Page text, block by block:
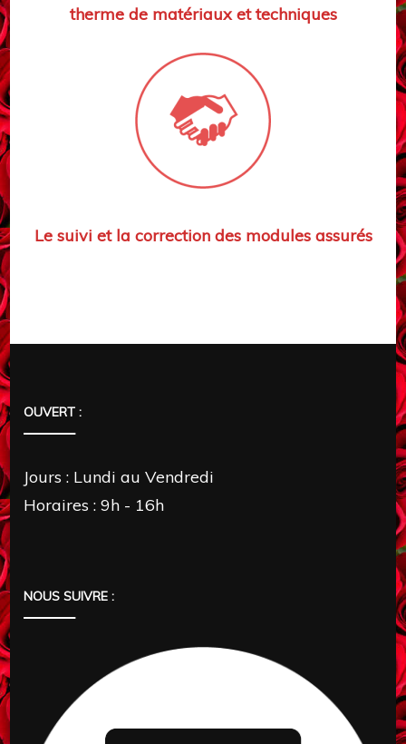
therme de matériaux et techniques
Le suivi et la correction des modules assurés
OUVERT :
Jours : Lundi au Vendredi
Horaires : 9h - 16h
NOUS SUIVRE :